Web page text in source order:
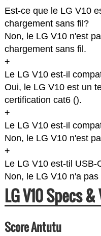
Est-ce que le LG V10
chargement sans fil?
Non, le LG V10 n'est
chargement sans fil.
+
Le LG V10 est-il
Oui, le LG V10 est un
certification cat6 ().
+
Le LG V10 est-il
Non, le LG V10 n'est
+
Le LG V10 est-til USB-
Non, le LG V10 n'a
LG V10 Specs
Score Antutu